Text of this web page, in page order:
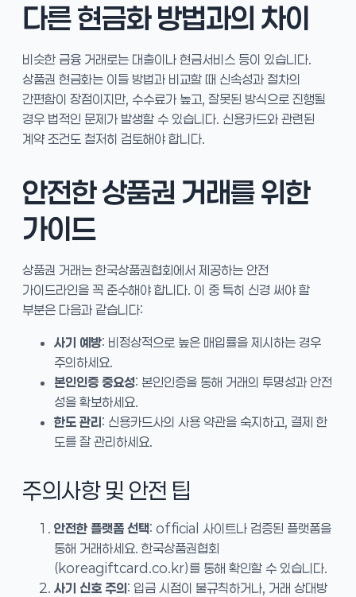
다른 현금화 방법과의 차이
비슷한 금융 거래로는 대출이나 현금서비스 등이 있습니다.
상품권 현금화는 이들 방법과 비교할 때 신속성과 절차의
간편함이 장점이지만, 수수료가 높고, 잘못된 방식으로 진행될
경우 법적인 문제가 발생할 수 있습니다. 신용카드와 관련된
계약 조건도 철저히 검토해야 합니다.
안전한 상품권 거래를 위한
가이드
상품권 거래는 한국상품권협회에서 제공하는 안전
가이드라인을 꼭 준수해야 합니다. 이 중 특히 신경 써야 할
부분은 다음과 같습니다:
사기 예방: 비정상적으로 높은 매입률을 제시하는 경우
주의하세요.
본인인증 중요성: 본인인증을 통해 거래의 투명성과 안전
성을 확보하세요.
한도 관리: 신용카드사의 사용 약관을 숙지하고, 결제 한
도를 잘 관리하세요.
주의사항 및 안전 팁
안전한 플랫폼 선택: official 사이트나 검증된 플랫폼을
통해 거래하세요. 한국상품권협회
(koreagiftcard.co.kr)를 통해 확인할 수 있습니다.
사기 신호 주의: 입금 시점이 불규칙하거나, 거래 상대방